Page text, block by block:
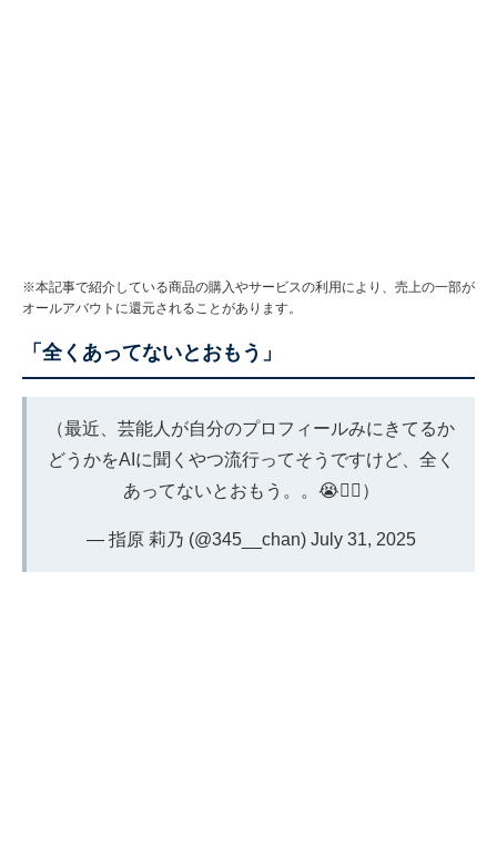
※本記事で紹介している商品の購入やサービスの利用により、売上の一部が
オールアバウトに還元されることがあります。
「全くあってないとおもう」
（最近、芸能人が自分のプロフィールみにきてるか
どうかをAIに聞くやつ流行ってそうですけど、全く
あってないとおもう。。😭🙇‍♂️）
— 指原 莉乃 (@345__chan) July 31, 2025